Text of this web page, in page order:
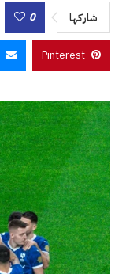
شاركها 0
Pinterest